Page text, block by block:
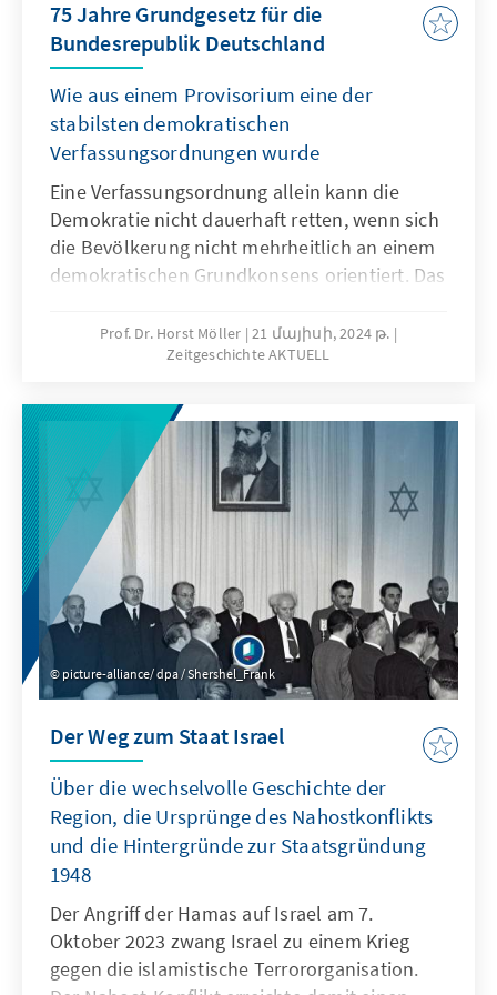
Repräsentationsideen verändert, erläutert
Heinrich Oberreuter.
75 Jahre Grundgesetz für die
Bundesrepublik Deutschland
Wie aus einem Provisorium eine der
stabilsten demokratischen
Verfassungsordnungen wurde
Eine Verfassungsordnung allein kann die
Demokratie nicht dauerhaft retten, wenn sich
die Bevölkerung nicht mehrheitlich an einem
demokratischen Grundkonsens orientiert. Das
Welche Lehren die Väter und Mütter des
Grundgesetzes aus dieser Erfahrung zogen,
neuesten Ausgabe Zeitgeschichte Aktuell.
Prof. Dr. Horst Möller 21 մայիսի, 2024 թ.
Zeitgeschichte AKTUELL
picture-alliance/ dpa / Shershel_Frank
Der Weg zum Staat Israel
Über die wechselvolle Geschichte der
Region, die Ursprünge des Nahostkonflikts
und die Hintergründe zur Staatsgründung
1948
Der Angriff der Hamas auf Israel am 7.
Oktober 2023 zwang Israel zu einem Krieg
gegen die islamistische Terrororganisation.